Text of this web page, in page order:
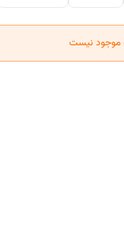
موجود نیست